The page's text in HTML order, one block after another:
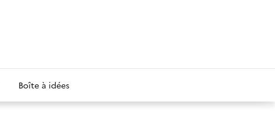
Boîte à idées